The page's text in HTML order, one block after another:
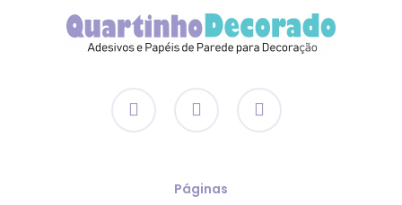
Páginas